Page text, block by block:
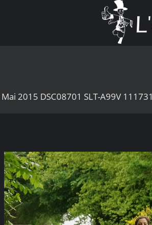
2015 DSC08701 SLT-A99V 111731